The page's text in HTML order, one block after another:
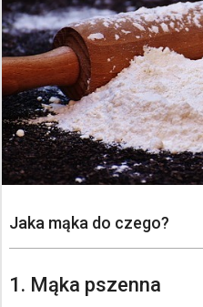
Jaka mąka do czego?
1. Mąka pszenna